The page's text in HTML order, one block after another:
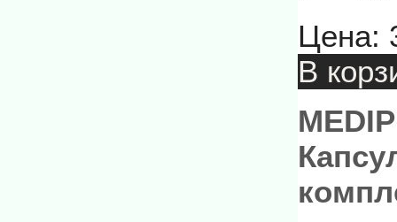
Цена:
В